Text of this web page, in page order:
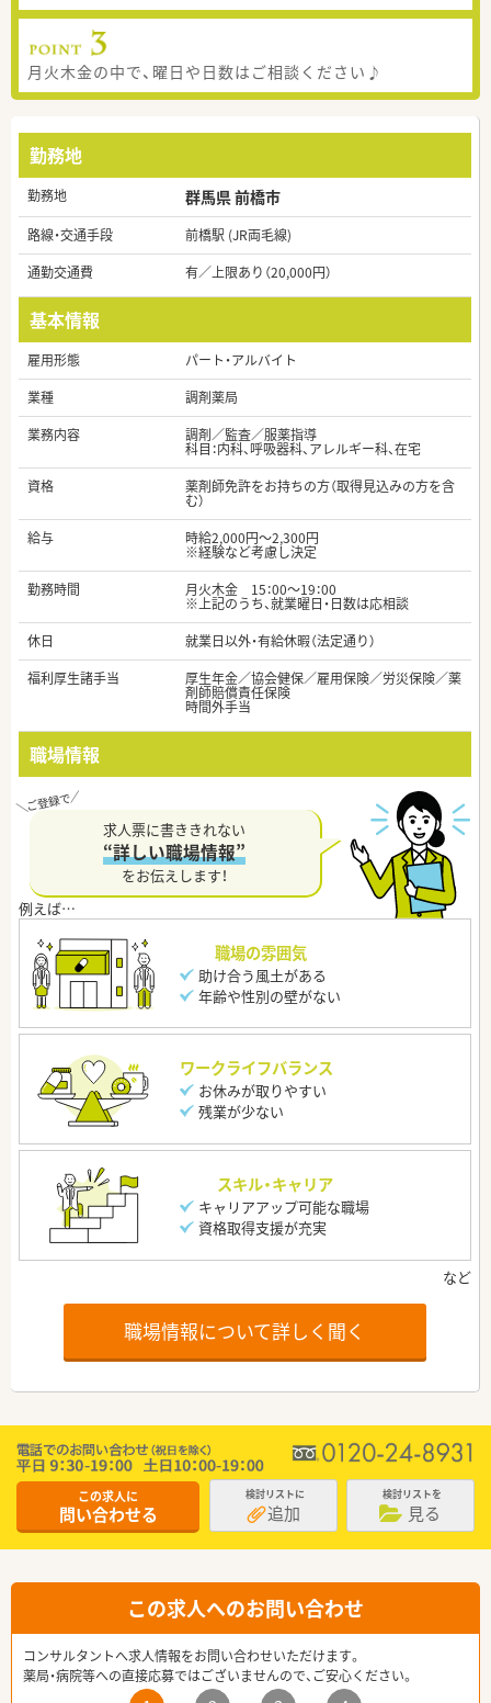
月火木金の中で、曜日や日数はご相談ください♪
勤務地
勤務地 群馬県 前橋市
路線・交通手段
前橋駅 (JR両毛線)
通勤交通費
有／上限あり（20,000円）
基本情報
雇用形態
パート・アルバイト
業種
調剤薬局
業務内容
調剤／監査／服薬指導
科目：内科、呼吸器科、アレルギー科、在宅
資格
薬剤師免許をお持ちの方（取得見込みの方を含
む）
給与
時給2,000円～2,300円
※経験など考慮し決定
勤務時間
月火木金 15：00～19：00
※上記のうち、就業曜日・日数は応相談
休日
就業日以外・有給休暇（法定通り）
福利厚生諸手当
厚生年金／協会健保／雇用保険／労災保険／薬
剤師賠償責任保険
時間外手当
職場情報
求人票に書ききれない
“詳しい職場情報”
をお伝えします！
職場の雰囲気
助け合う風土がある
年齢や性別の壁がない
ワークライフバランス
お休みが取りやすい
残業が少ない
スキル・キャリア
キャリアアップ可能な職場
資格取得支援が充実
職場情報について詳しく聞く
この求人に
問い合わせる
検討リストに
追加
検討リストを
見る
この求人へのお問い合わせ
コンサルタントへ求人情報をお問い合わせいただけます。
薬局・病院等への直接応募ではございませんので、ご安心ください。